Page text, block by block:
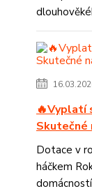
🔥Vyplatí
Skutečné
Dotace v
háčkem